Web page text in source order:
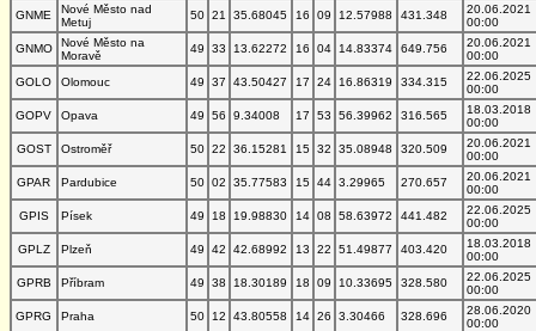
GNME
Nové Město nad
Metuj
50 21 35.68045 16 09 12.57988 431.348
20.06.2021
00:00
GNMO
Nové Město na
Moravě
49 33 13.62272 16 04 14.83374 649.756
20.06.2021
00:00
GOLO
Olomouc 49 37 43.50427 17 24 16.86319 334.315
22.06.2025
00:00
GOPV
Opava 49 56 9.34008 17 53 56.39962 316.565
18.03.2018
00:00
GOST
Ostroměř 50 22 36.15281 15 32 35.08948 320.509
20.06.2021
00:00
GPAR
Pardubice 50 02 35.77583 15 44 3.29965 270.657
20.06.2021
00:00
GPIS
Písek 49 18 19.98830 14 08 58.63972 441.482
22.06.2025
00:00
GPLZ
Plzeň 49 42 42.68992 13 22 51.49877 403.420
18.03.2018
00:00
GPRB
Příbram 49 38 18.30189 18 09 10.33695 328.580
22.06.2025
00:00
GPRG
Praha 50 12 43.80558 14 26 3.30466 328.696
28.06.2020
00:00